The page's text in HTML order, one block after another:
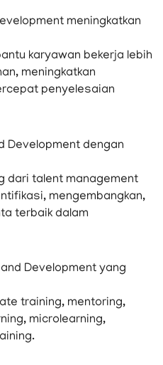
meningkatkan
karyawan bekerja lebih
meningkatkan
penyelesaian
Development dengan
dari talent management
mengembangkan,
terbaik dalam
Development yang
training, mentoring,
microlearning,